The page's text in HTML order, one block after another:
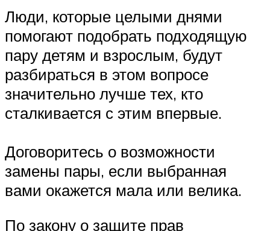
Люди, которые целыми днями
помогают подобрать подходящую
пару детям и взрослым, будут
разбираться в этом вопросе
значительно лучше тех, кто
сталкивается с этим впервые.
Договоритесь о возможности
замены пары, если выбранная
вами окажется мала или велика.
По закону о защите прав